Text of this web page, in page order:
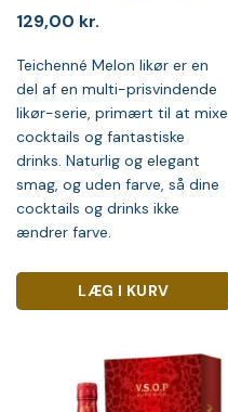
129,00 kr.
Teichenné Melon likør er en
del af en multi-prisvindende
likør-serie, primært til at mixe
cocktails og fantastiske
drinks. Naturlig og elegant
smag, og uden farve, så dine
cocktails og drinks ikke
ændrer farve.
LÆG I KURV